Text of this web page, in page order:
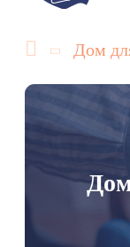
Дом